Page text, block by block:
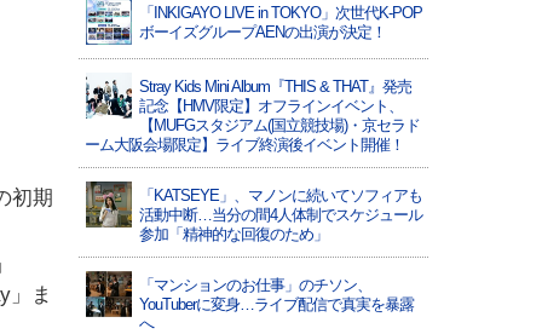
初期
」ま
「INKIGAYO LIVE in TOKYO」次世代K-POP
ボーイズグループAENの出演が決定！
Stray Kids Mini Album『THIS & THAT』発売
記念【HMV限定】オフラインイベント、
【MUFGスタジアム(国立競技場)・京セラド
ーム大阪会場限定】ライブ終演後イベント開催！
「KATSEYE」、マノンに続いてソフィアも
活動中断…当分の間4人体制でスケジュール
参加「精神的な回復のため」
「マンションのお仕事」のチソン、
YouTuberに変身…ライブ配信で真実を暴露
へ